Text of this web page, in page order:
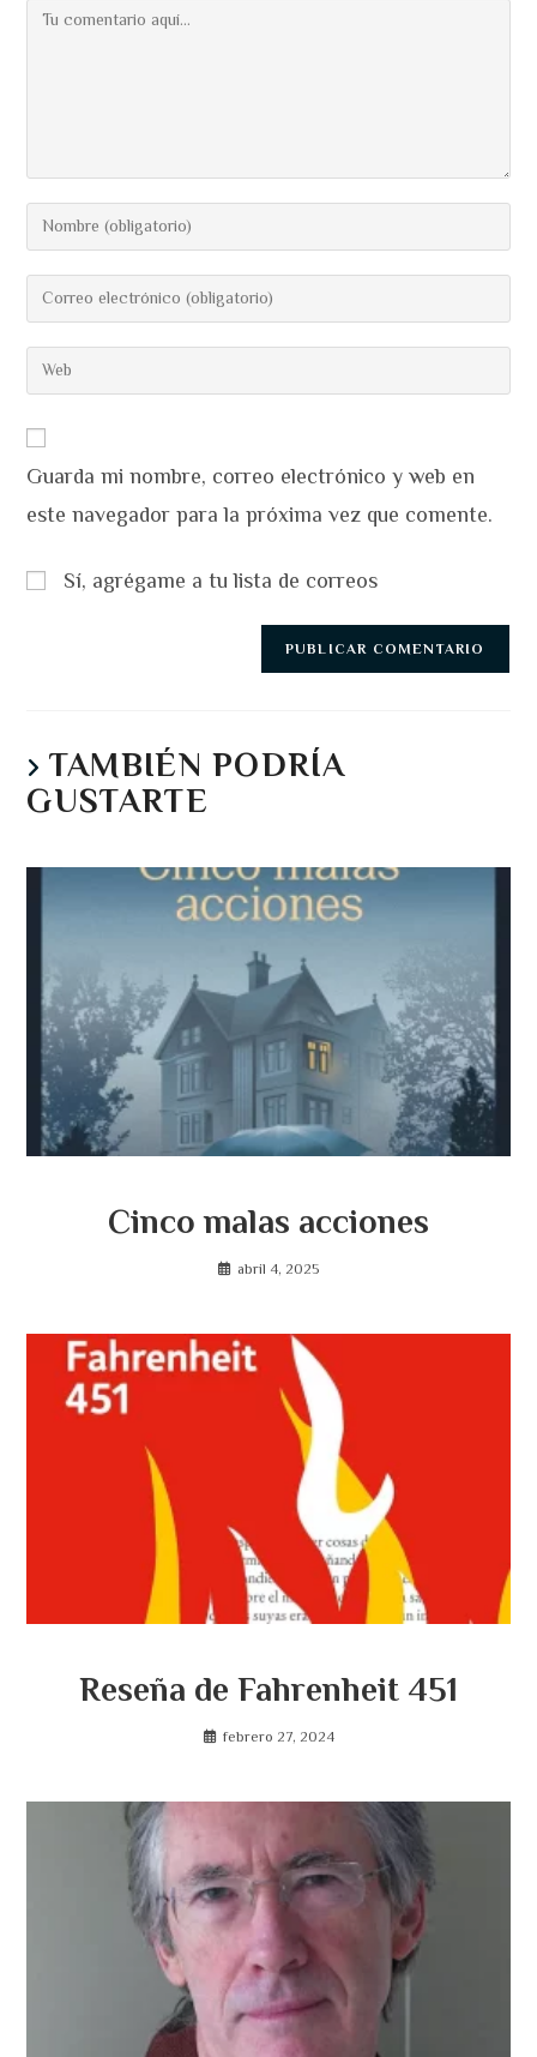
Comentario
Introduce
tu
nombre
de
usuario
para
Introduce
tu
dirección
para
Introduce
la
de
tu
web
Guarda mi nombre, correo electrónico y web en
este navegador para la próxima vez que comente.
Sí, agrégame a tu lista de correos
TAMBIÉN PODRÍA
GUSTARTE
Cinco malas acciones
abril 4, 2025
Reseña de Fahrenheit 451
febrero 27, 2024